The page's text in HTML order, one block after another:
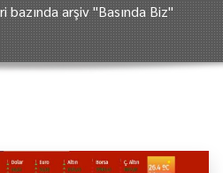
bazında arşiv "Basında Biz"